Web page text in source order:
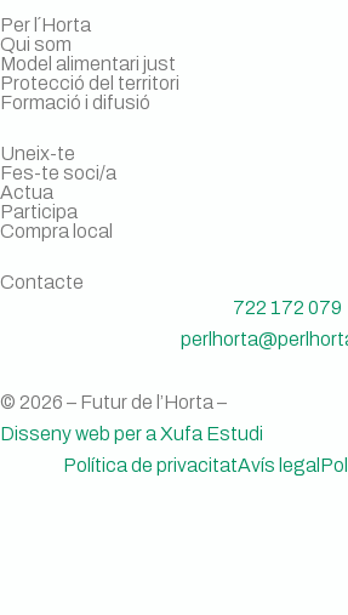
Per l´Horta
Qui som
Model alimentari just
Protecció del territori
Formació i difusió
Uneix-te
Fes-te soci/a
Actua
Participa
Compra local
Contacte
722 172 079
© 2026 – Futur de l’Horta –
Disseny web per a Xufa Estudi
Política de privacitatAvís legal